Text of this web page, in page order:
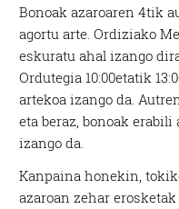
Bonoak azaroaren 4tik
agortu arte. Ordiziako
eskuratu ahal izango
Ordutegia 10:00etatik
artekoa izango da.
eta beraz, bonoak
izango da.
Kanpaina honekin,
azaroan zehar